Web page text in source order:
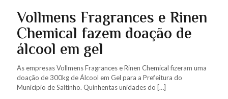
Vollmens Fragrances e Rinen
Chemical fazem doação de
álcool em gel
As empresas Vollmens Fragrances e Rinen Chemical fizeram uma
doação de 300kg de Álcool em Gel para a Prefeitura do
Município de Saltinho. Quinhentas unidades do […]